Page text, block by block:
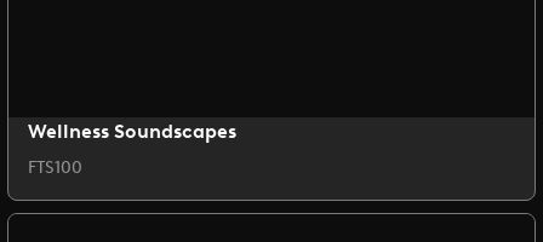
Wellness Soundscapes
FTS100